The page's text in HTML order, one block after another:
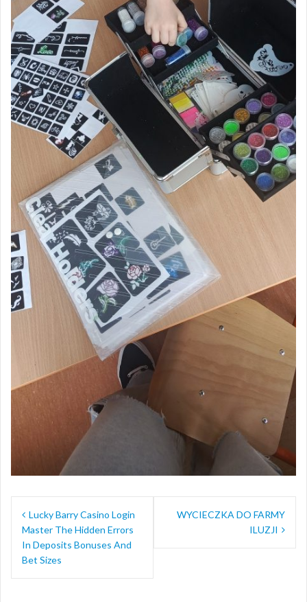
Nawigacja
wpisu
Lucky Barry Casino Login
Master The Hidden Errors
In Deposits Bonuses And
Bet Sizes
WYCIECZKA DO FARMY
ILUZJI